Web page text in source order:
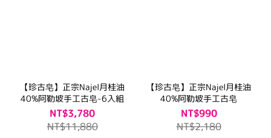
【珍古皂】正宗Najel月桂油
40%阿勒坡手工古皂-6入組
NT$3,780
NT$11,880
【珍古皂】正宗Najel月桂油
40%阿勒坡手工古皂
NT$990
NT$2,180